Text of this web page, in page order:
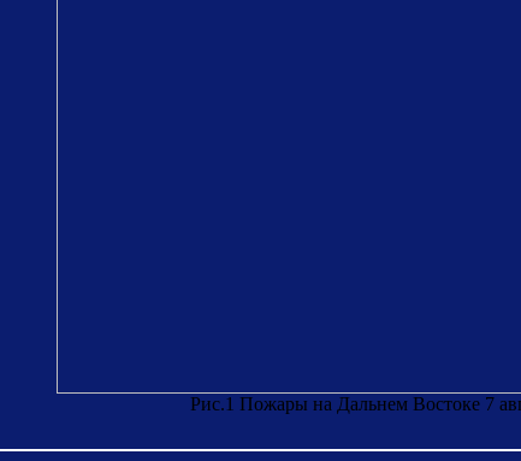
Рис.1 Пожары на Дальнем Востоке 7